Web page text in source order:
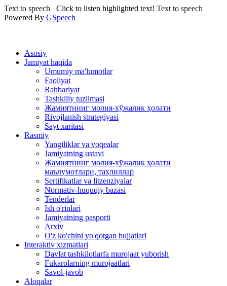
Text to speech Click to listen highlighted text! Text to speech
Powered By GSpeech
Asosiy
Jamiyat haqida
Umumiy ma'lumotlar
Faoliyat
Rahbariyat
Tashkiliy tuzilmasi
Жамиятнинг молия-хўжалик ҳолати
Rivojlanish strategiyasi
Sayt xaritasi
Rasmiy
Yangiliklar va voqealar
Jamiyatning ustavi
Жамиятнинг молия-хўжалик ҳолати
маълумотлари, таҳлиллар
Sertifikatlar va litzenziyalar
Normativ-huquqiy bazasi
Tenderlar
Ish o'rinlari
Jamiyatning pasporti
Arxiv
O'z ko'chini yo'qotgan hujjatlari
Interaktiv xizmatlari
Davlat tashkilotlarfa murojaat yuborish
Fukarolarning murojaatlari
Savol-javob
Aloqalar